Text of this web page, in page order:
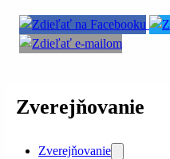
Zverejňovanie
Zverejňovanie